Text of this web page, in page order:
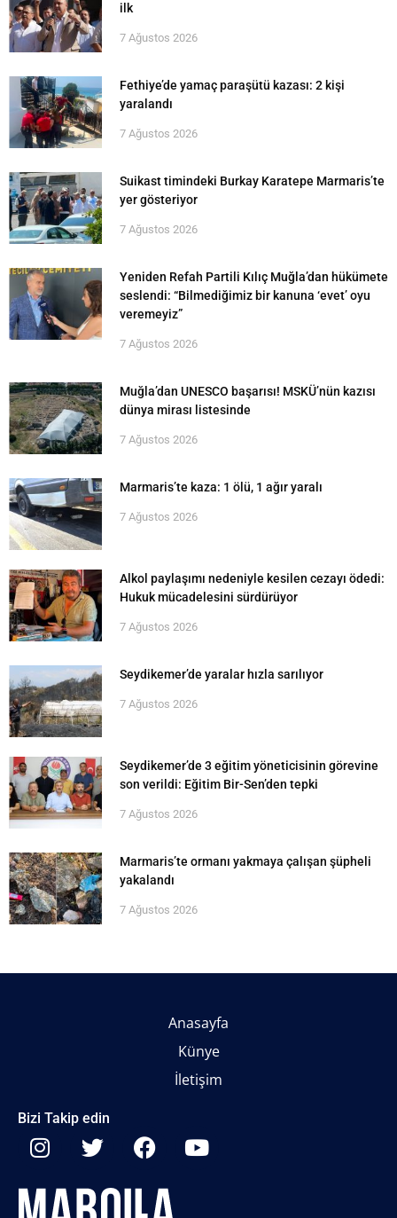
ilk
7 Ağustos 2026
Fethiye’de yamaç paraşütü kazası: 2 kişi
yaralandı
7 Ağustos 2026
Suikast timindeki Burkay Karatepe Marmaris’te
yer gösteriyor
7 Ağustos 2026
Yeniden Refah Partili Kılıç Muğla’dan hükümete
seslendi: “Bilmediğimiz bir kanuna ‘evet’ oyu
veremeyiz”
7 Ağustos 2026
Muğla’dan UNESCO başarısı! MSKÜ’nün kazısı
dünya mirası listesinde
7 Ağustos 2026
Marmaris’te kaza: 1 ölü, 1 ağır yaralı
7 Ağustos 2026
Alkol paylaşımı nedeniyle kesilen cezayı ödedi:
Hukuk mücadelesini sürdürüyor
7 Ağustos 2026
Seydikemer’de yaralar hızla sarılıyor
7 Ağustos 2026
Seydikemer’de 3 eğitim yöneticisinin görevine
son verildi: Eğitim Bir-Sen’den tepki
7 Ağustos 2026
Marmaris’te ormanı yakmaya çalışan şüpheli
yakalandı
7 Ağustos 2026
Anasayfa
Künye
İletişim
Bizi Takip edin